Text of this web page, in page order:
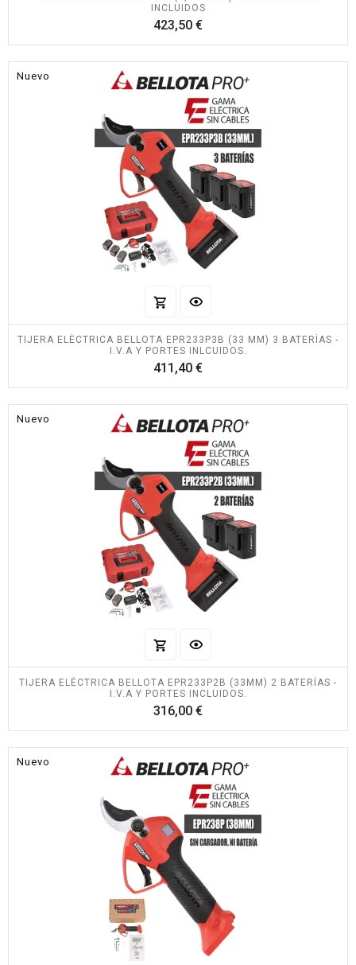
INCLUIDOS
423,50 €Precio
Nuevo
TIJERA ELÉCTRICA BELLOTA EPR233P3B (33 MM) 3 BATERÍAS -
I.V.A Y PORTES INLCUIDOS.
411,40 €Precio
Nuevo
TIJERA ELÉCTRICA BELLOTA EPR233P2B (33MM) 2 BATERÍAS -
I.V.A Y PORTES INCLUIDOS.
316,00 €Precio
Nuevo